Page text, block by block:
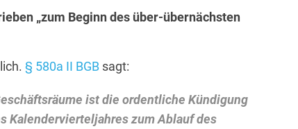
„zum Beginn des über-übernächsten
§ 580a II BGB sagt:
ist die ordentliche Kündigung
Kalendervierteljahres zum Ablauf des